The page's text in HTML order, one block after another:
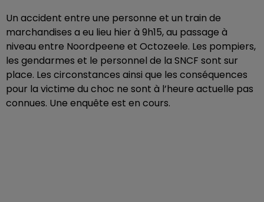
Un accident entre une personne et un train de
marchandises a eu lieu hier à 9h15, au passage à
niveau entre Noordpeene et Octozeele. Les pompiers,
les gendarmes et le personnel de la SNCF sont sur
place. Les circonstances ainsi que les conséquences
pour la victime du choc ne sont à l’heure actuelle pas
connues. Une enquête est en cours.